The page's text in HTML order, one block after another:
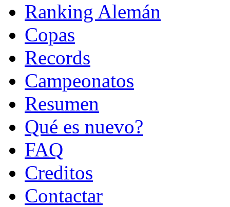
Ranking Alemán
Copas
Records
Campeonatos
Resumen
Qué es nuevo?
FAQ
Creditos
Contactar